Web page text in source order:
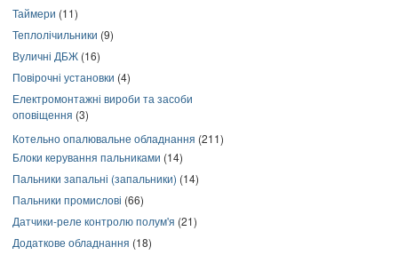
Таймери (11)
Теплолічильники (9)
Вуличні ДБЖ (16)
Повірочні установки (4)
Електромонтажні вироби та засоби
оповіщення (3)
Котельно опалювальне обладнання (211)
Блоки керування пальниками (14)
Пальники запальні (запальники) (14)
Пальники промислові (66)
Датчики-реле контролю полум'я (21)
Додаткове обладнання (18)